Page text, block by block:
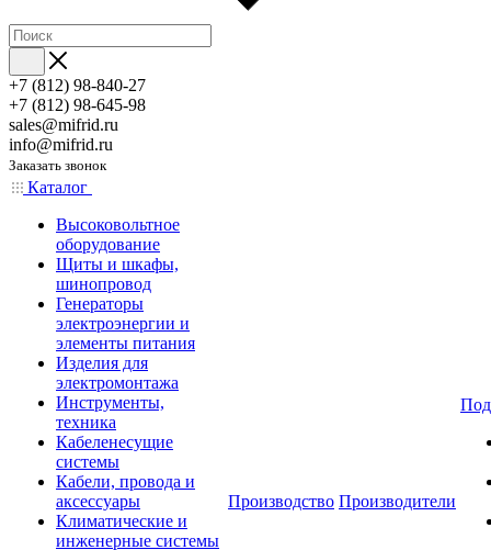
+7 (812) 98-840-27
+7 (812) 98-645-98
sales@mifrid.ru
info@mifrid.ru
Заказать звонок
Каталог
Высоковольтное
оборудование
Щиты и шкафы,
шинопровод
Генераторы
электроэнергии и
элементы питания
Изделия для
электромонтажа
Инструменты,
техника
Кабеленесущие
системы
Кабели, провода и
аксессуары
Климатические и
инженерные системы
Производство Производители